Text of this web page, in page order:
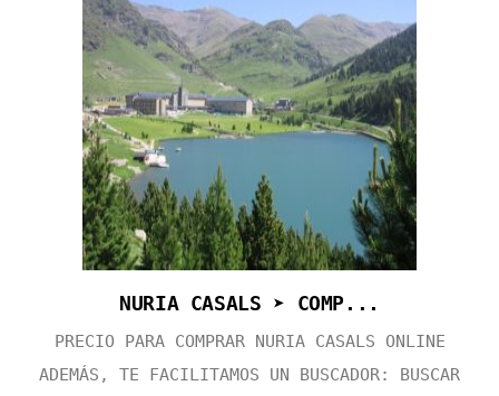
NURIA CASALS ➤ COMP...
PRECIO PARA COMPRAR NURIA CASALS ONLINE
ADEMÁS, TE FACILITAMOS UN BUSCADOR: BUSCAR